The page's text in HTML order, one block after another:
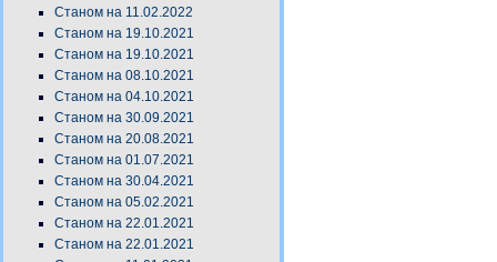
Станом на 11.02.2022
Станом на 19.10.2021
Станом на 19.10.2021
Станом на 08.10.2021
Станом на 04.10.2021
Станом на 30.09.2021
Станом на 20.08.2021
Станом на 01.07.2021
Станом на 30.04.2021
Станом на 05.02.2021
Станом на 22.01.2021
Станом на 22.01.2021